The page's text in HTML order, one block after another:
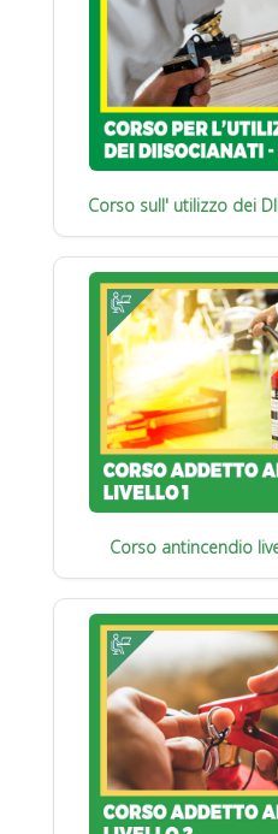
Corso sull' utilizzo dei
Corso antincendio